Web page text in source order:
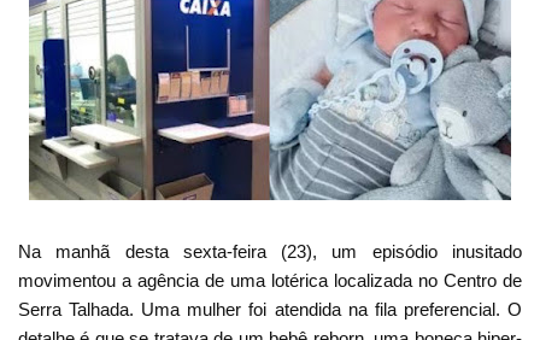
Na manhã desta sexta-feira (23), um episódio inusitado
movimentou a agência de uma lotérica localizada no Centro de
Serra Talhada. Uma mulher foi atendida na fila preferencial. O